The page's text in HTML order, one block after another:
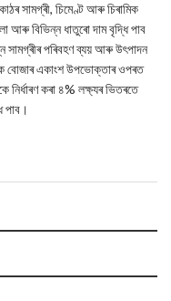
সামগ্ৰী, চিমেণ্ট আৰু চিৰামিক
আৰু বিভিন্ন ধাতুৰো দাম বৃদ্ধি পাব
সামগ্ৰীৰ পৰিবহণ ব্যয় আৰু উৎপাদন
বোজাৰ একাংশ উপভোক্তাৰ ওপৰত
নির্ধাৰণ কৰা ৪% লক্ষ্যৰ ভিতৰতে
পাব।